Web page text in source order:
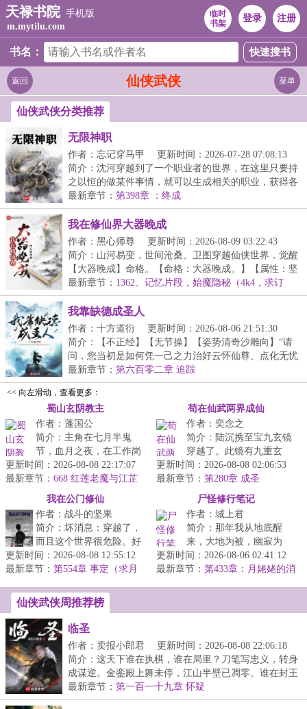
天禄书院 手机版
m.mytilu.com
临时
书架
登录 注册
书名：
仙侠武侠
返回 菜单
仙侠武侠分类推荐
无限神职
作者：忘记穿马甲
更新时间：2026-07-28 07:08:13
简介：沈河穿越到了一个职业者的世界，在这里只要持
之以恒的做某件事情，就可以生成相关的职业，获得各
种...
最新章节： 第398章 ：终成
我在修仙界大器晚成
作者：黑心师尊
更新时间：2026-08-09 03:22:43
简介：山河易变，世间沧桑。卫图穿越仙侠世界，觉醒
【大器晚成】命格。【命格：大器晚成。】【属性：坚
韧...
最新章节： 1362、记忆片段，始魔隐秘（4k4，求订
阅）
我靠缺德成圣人
作者：十方道衍
更新时间：2026-08-06 21:51:30
简介：【不正经】【无节操】【姿势清奇沙雕向】“请
问，您当初是如何凭一己之力治好云怀仙尊、点化无忧
仙...
最新章节： 第六百零二章 追踪
<< 向左滑动，查看更多：
蜀山玄阴教主
作者：蓬国公
简介：主角在七月半鬼
节，血月之夜，在工作岗
位上骂骂咧咧的猝死，穿
越到了蜀山世界，被长眉
真人镇压在莽...
更新时间：2026-08-08 22:17:07
最新章节： 668 红莲老魔与江芷
苟在仙武两界成仙
作者：奕念之
简介：陆沉携至宝九玄镜
穿越了。此镜有九重玄
妙，可穿梭仙武两界，一
秒便可恢复%的生命力。
仗着九玄镜，...
更新时间：2026-08-08 02:06:53
最新章节： 第280章 成圣
我在公门修仙
作者：战斗的坚果
简介：坏消息：穿越了，
而且这个世界很危险。好
消息：有金手指，而且这
个世界具备强有力的秩序
更新时间：2026-08-08 12:55:12
最新章节： 第554章 事定（求月
尸怪修行笔记
作者：城上君
简介：那年我从地底醒
来，大地为被，幽寂为
眠。若干年后，……山间
群妖来相会，独坐楼台渡
更新时间：2026-08-06 02:41:12
最新章节： 第433章：月姥姥的消
仙侠武侠周推荐榜
临圣
作者：卖报小郎君
更新时间：2026-08-08 22:06:18
简介：这天下谁在执棋，谁在局里？刀笔写忠义，转身
成谋逆。金銮殿上舞未停，江山半壁已凋零。谁在封王
拜...
最新章节： 第一百一十九章 怀疑